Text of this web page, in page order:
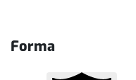
Forma